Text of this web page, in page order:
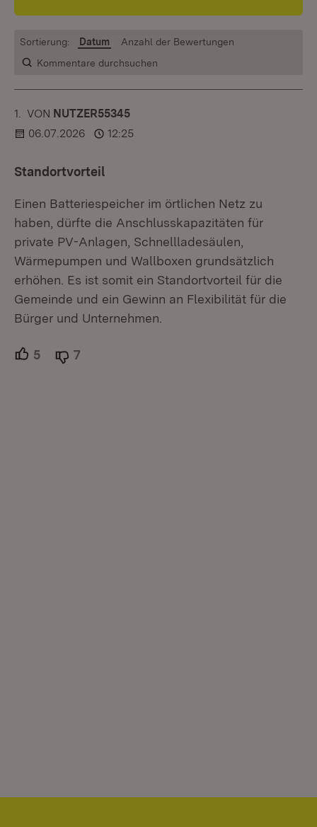
Kommentare durchsuchen
Sortierung: Datum Anzahl der Bewertungen
1. KOMMENTAR
VON :NUTZER55345
06.07.2026
12:25
Standortvorteil
Einen Batteriespeicher im örtlichen Netz zu
haben, dürfte die Anschlusskapazitäten für
private PV-Anlagen, Schnellladesäulen,
Wärmepumpen und Wallboxen grundsätzlich
erhöhen. Es ist somit ein Standortvorteil für die
Gemeinde und ein Gewinn an Flexibilität für die
Bürger und Unternehmen.
5 Unterstützer.
7